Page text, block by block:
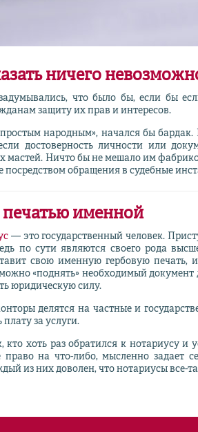
ничего
что было бы, если бы
защиту их прав и интересов.
народным», начался бы
достоверность личности или
мастей. Ничто бы не мешало им
посредством обращения в судебные
печатью именной
— это государственный человек.
по сути являются своего рода
свою именную гербовую
«поднять» необходимый
юридическую силу.
делятся на частные и
за услуги.
кто хоть раз обратился к нотариусу и
право на что-либо, мысленно задает
из них доволен, что нотариусы все-